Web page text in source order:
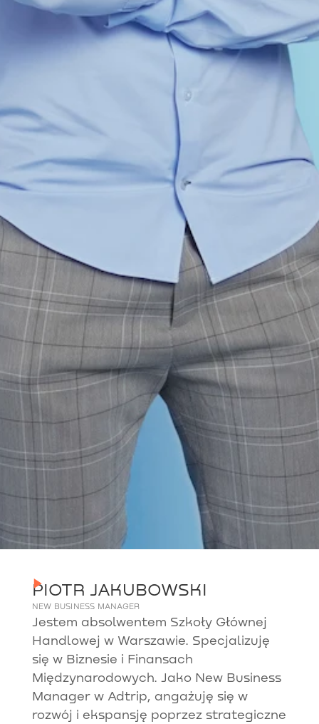
PIOTR JAKUBOWSKI
NEW BUSINESS MANAGER
Jestem absolwentem Szkoły Głównej
Handlowej w Warszawie. Specjalizuję
się w Biznesie i Finansach
Międzynarodowych. Jako New Business
Manager w Adtrip, angażuję się w
rozwój i ekspansję poprzez strategiczne